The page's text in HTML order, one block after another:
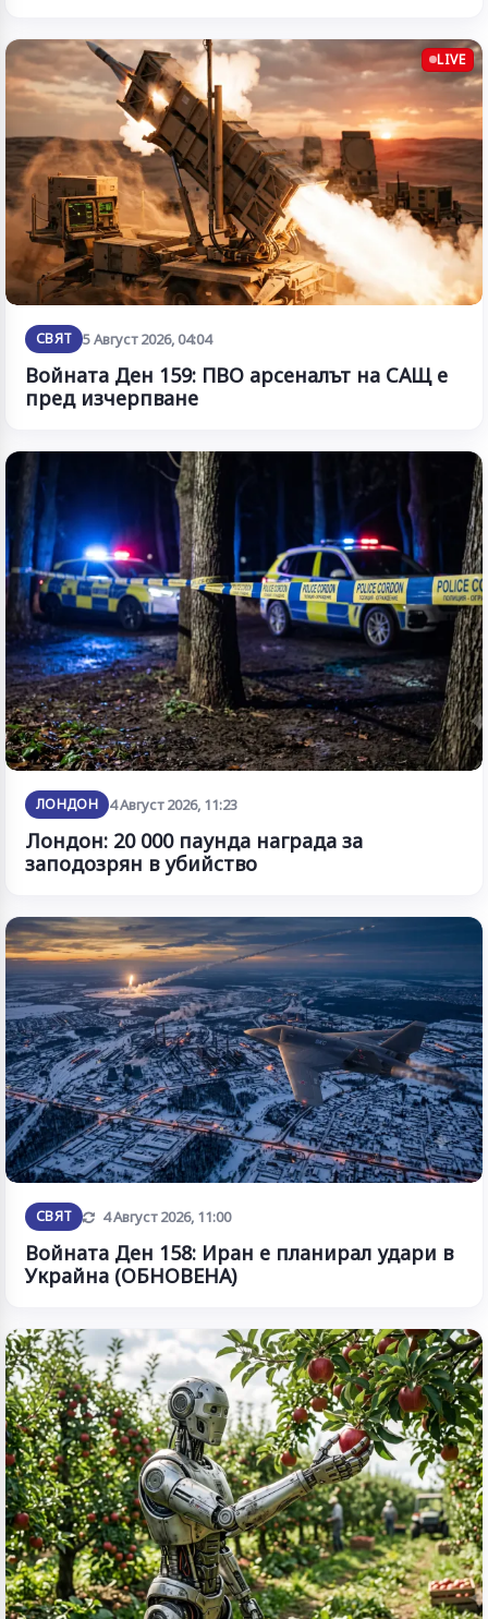
LIVE
СВЯТ 5 Август 2026, 04:04
Войната Ден 159: ПВО арсеналът на САЩ е
пред изчерпване
ЛОНДОН 4 Август 2026, 11:23
Лондон: 20 000 паунда награда за
заподозрян в убийство
СВЯТ Обновена
4 Август 2026, 11:00
Войната Ден 158: Иран е планирал удари в
Украйна (ОБНОВЕНА)